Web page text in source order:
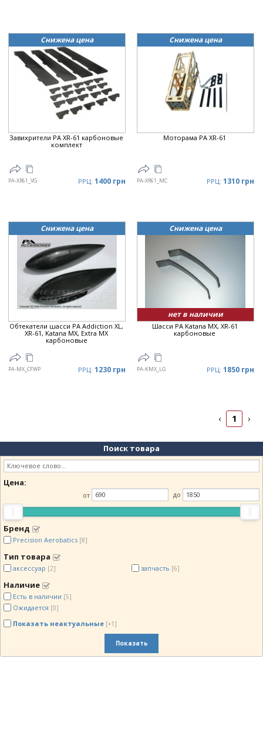
Снижена цена
Завихрители PA XR-61 карбоновые
комплект
PA-XR61_VG РРЦ: 1400 грн
Снижена цена
Моторама PA XR-61
PA-XR61_MC РРЦ: 1310 грн
Снижена цена
Обтекатели шасси PA Addiction XL,
XR-61, Katana MX, Extra MX
карбоновые
PA-MX_CFWP РРЦ: 1230 грн
Снижена цена
нет в наличии
Шасси PA Katana MX, XR-61
карбоновые
PA-KMX_LG РРЦ: 1850 грн
‹ 1 ›
Поиск товара
Цена:
от до
Бренд
Precision Aerobatics [8]
Тип товара
аксессуар [2] запчасть [6]
Наличие
Есть в наличии [5]
Ожидается [0]
Показать неактуальные [+1]
Показать